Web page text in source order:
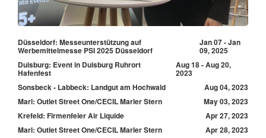
Düsseldorf: Messeunterstützung auf
Werbemittelmesse PSI 2025 Düsseldorf
Jan 07 - Jan
09, 2025
Duisburg: Event in Duisburg Ruhrort
Hafenfest
Aug 18 - Aug 20,
2023
Sonsbeck - Labbeck: Landgut am Hochwald
Aug 04, 2023
Marl: Outlet Street One/CECIL Marler Stern
May 03, 2023
Krefeld: Firmenfeier Air Liquide
Apr 27, 2023
Marl: Outlet Street One/CECIL Marler Stern
Apr 28, 2023